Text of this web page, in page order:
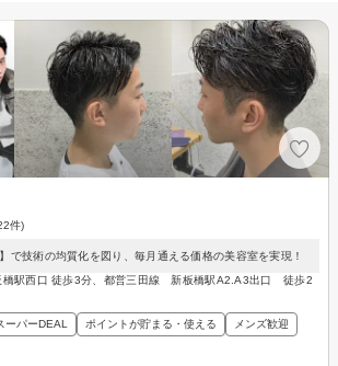
件)
で技術の均質化を図り、毎月通える価格の美容室を実現！
橋駅西口 徒歩3分、都営三田線 新板橋駅A2.A3出口 徒歩2
ーパーDEAL ポイントが貯まる・使える メンズ歓迎